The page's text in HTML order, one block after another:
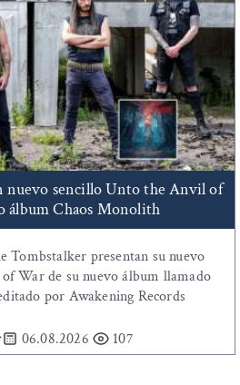
nuevo sencillo Unto the Anvil of
álbum Chaos Monolith
Tombstalker presentan su nuevo
War de su nuevo álbum llamado
por Awakening Records
06.08.2026 107